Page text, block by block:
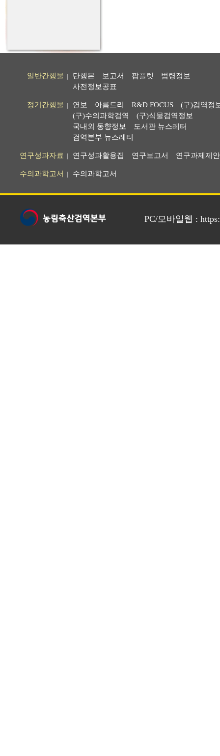
일반간행물 단행본 보고서 팜플렛
법령정보
사전정보공표
정기간행물 연보 아름드리 R&D FOCUS
(구)검역정
(구)수의과학검역
(구)식물검역정보
국내외 동향정보
도서관 뉴스레터
검역본부 뉴스레터
연구성과자료 연구성과활용집 연구보고서 연구과제제
수의과학고서 수의과학고서
PC/모바일웹 :